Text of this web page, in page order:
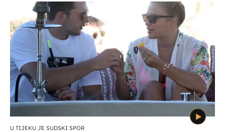
U TIJEKU JE SUDSKI SPOR